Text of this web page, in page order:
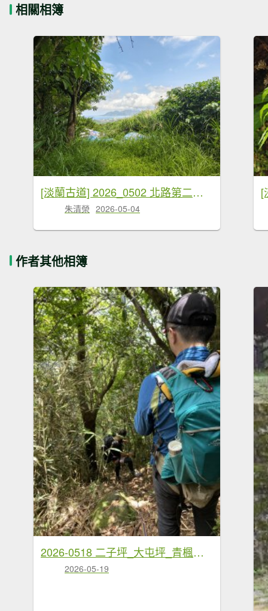
相關相簿
[淡蘭古道] 2026_0502 北路第二段_雞母嶺古道
朱清榮 2026-05-04
作者其他相簿
2026-0518 二子坪_大屯坪_青楓步道_猴砍水圳步道_橫嶺古道_半嶺水圳_天母圓環
2026-05-19